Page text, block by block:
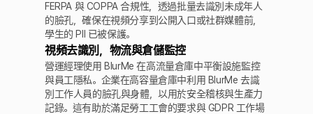
FERPA 與 COPPA 合規性，透過批量去識別未成年人
的臉孔，確保在視頻分享到公開入口或社群媒體前，
學生的 PII 已被保護。
視頻去識別，物流與倉儲監控
營運經理使用 BlurMe 在高流量倉庫中平衡設施監控
與員工隱私。企業在高容量倉庫中利用 BlurMe 去識
別工作人員的臉孔與身體，以用於安全稽核與生產力
記錄。這有助於滿足勞工工會的要求與 GDPR 工作場